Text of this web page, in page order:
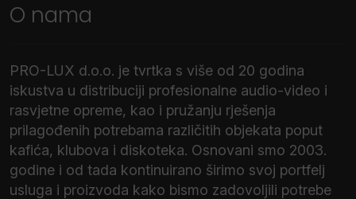
O nama
PRO-LUX d.o.o. je tvrtka s više od 20 godina
iskustva u distribuciji profesionalne audio-video i
rasvjetne opreme, kao i pružanju rješenja
prilagođenih potrebama različitih objekata poput
kafića, klubova i diskoteka. Osnovani smo 2003.
godine i od tada kontinuirano širimo svoj portfelj
usluga i proizvoda kako bismo zadovoljili potrebe